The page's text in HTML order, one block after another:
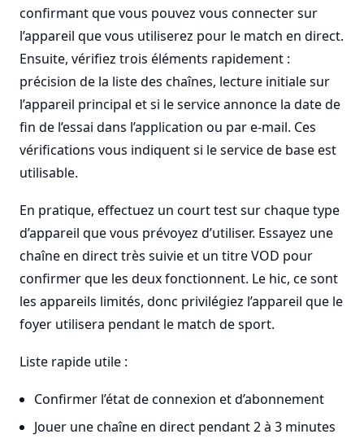
confirmant que vous pouvez vous connecter sur
l’appareil que vous utiliserez pour le match en direct.
Ensuite, vérifiez trois éléments rapidement :
précision de la liste des chaînes, lecture initiale sur
l’appareil principal et si le service annonce la date de
fin de l’essai dans l’application ou par e-mail. Ces
vérifications vous indiquent si le service de base est
utilisable.
En pratique, effectuez un court test sur chaque type
d’appareil que vous prévoyez d’utiliser. Essayez une
chaîne en direct très suivie et un titre VOD pour
confirmer que les deux fonctionnent. Le hic, ce sont
les appareils limités, donc privilégiez l’appareil que le
foyer utilisera pendant le match de sport.
Liste rapide utile :
Confirmer l’état de connexion et d’abonnement
Jouer une chaîne en direct pendant 2 à 3 minutes